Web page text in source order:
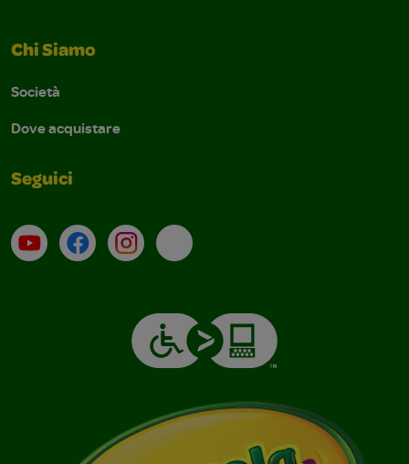
Chi Siamo
Società
Dove acquistare
Seguici
Su YouTube
ContattiProfilo Instagram
Email